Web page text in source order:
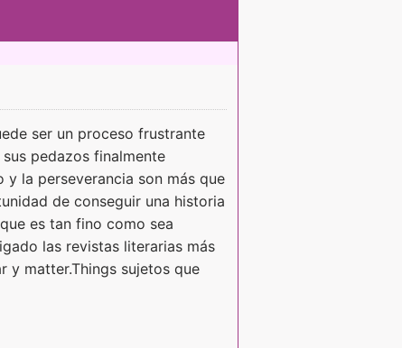
ser un proceso frustrante
pedazos finalmente
la perseverancia son más que
de conseguir una historia
es tan fino como sea
las revistas literarias más
y matter.Things sujetos que